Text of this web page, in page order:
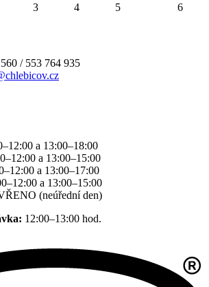
3 4 5 6
/ 553 764 935
a 13:00–18:00
a 13:00–15:00
a 13:00–17:00
a 13:00–15:00
(neúřední den)
12:00–13:00 hod.